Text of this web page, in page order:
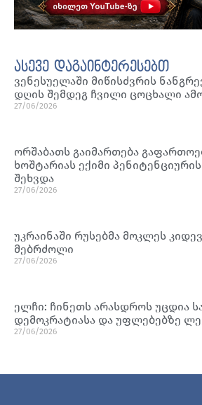
ასევე დაგაინტერესებთ
ვენესუელაში მიწისძვრის
დღის შემდეგ ჩვილი ცოცხალი
27/06/2026
ორშაბათს გაიმართება
ხოშტარიას ექიმი
შეხვდა
27/06/2026
უკრაინაში რუსებმა მოკლეს
მებრძოლი
27/06/2026
ელჩი: ჩინეთს არასდროს უცდია
დემოკრატიასა და უფლებებზე
27/06/2026